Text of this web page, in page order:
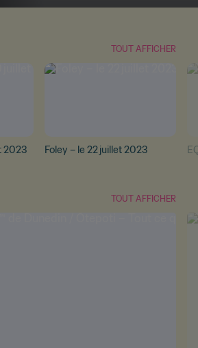
TOUT AFFICHER
2023 Foley – le 22 juillet 2023
TOUT AFFICHER